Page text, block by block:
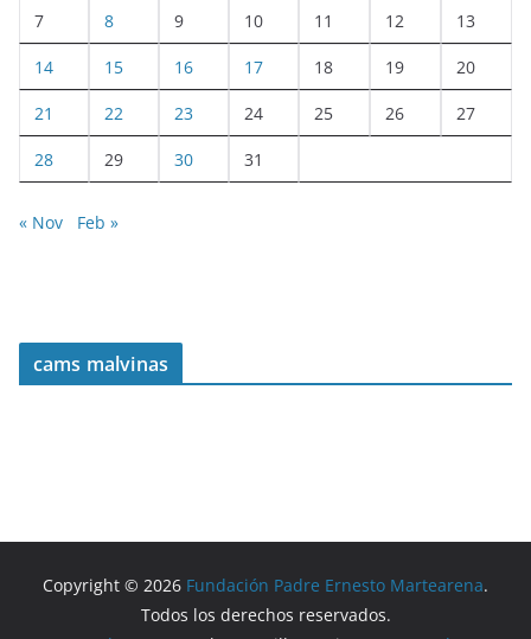
7 8 9 10 11 12 13
14 15 16 17 18 19 20
21 22 23 24 25 26 27
28 29 30 31
« Nov Feb »
cams malvinas
Copyright © 2026 Fundación Padre Ernesto Martearena.
Todos los derechos reservados.